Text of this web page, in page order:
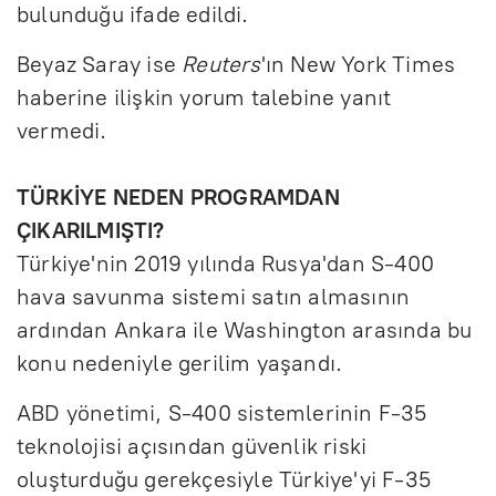
bulunduğu ifade edildi.
Beyaz Saray ise Reuters'ın New York Times
haberine ilişkin yorum talebine yanıt
vermedi.
TÜRKİYE NEDEN PROGRAMDAN
ÇIKARILMIŞTI?
Türkiye'nin 2019 yılında Rusya'dan S-400
hava savunma sistemi satın almasının
ardından Ankara ile Washington arasında bu
konu nedeniyle gerilim yaşandı.
ABD yönetimi, S-400 sistemlerinin F-35
teknolojisi açısından güvenlik riski
oluşturduğu gerekçesiyle Türkiye'yi F-35